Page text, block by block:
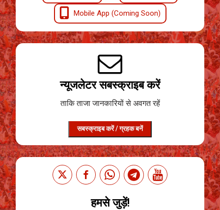
Mobile App (Coming Soon)
न्यूजलेटर सबस्क्राइब करें
ताकि ताजा जानकारियों से अवगत रहें
सबस्क्राइब करें / ग्रहक बनें
हमसे जुड़ें!